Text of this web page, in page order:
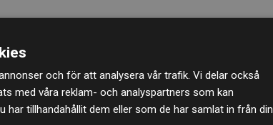
arbetssätt ger mätbar
och för att analysera vår trafik. Vi delar också
med våra reklam- och analyspartners som kan
tillhandahållit dem eller som de har samlat in från din